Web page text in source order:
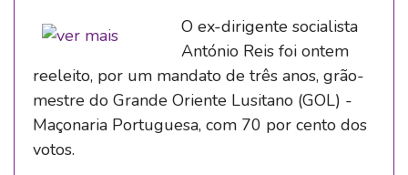
O ex-dirigente socialista
António Reis foi ontem
reeleito, por um mandato de três anos, grão-
mestre do Grande Oriente Lusitano (GOL) -
Maçonaria Portuguesa, com 70 por cento dos
votos.